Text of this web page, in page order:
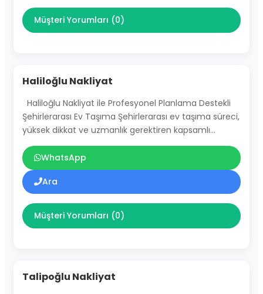
Müşteri Yorumları (0)
Haliloğlu Nakliyat
Haliloğlu Nakliyat ile Profesyonel Planlama Destekli
Şehirlerarası Ev Taşıma Şehirlerarası ev taşıma süreci,
yüksek dikkat ve uzmanlık gerektiren kapsamlı…
WhatsApp
Ara
Müşteri Yorumları (0)
Talipoğlu Nakliyat